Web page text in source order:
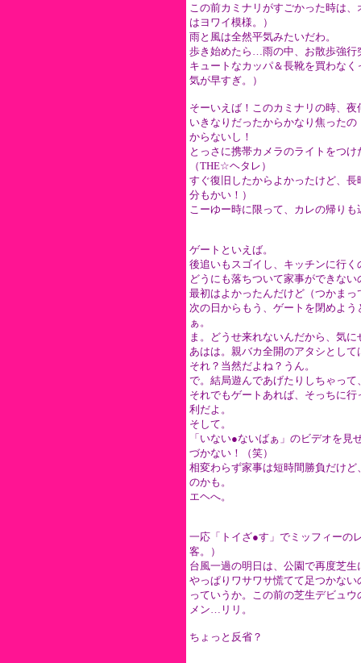
この前カミナリがすごかった時は
はヨワイ模様。）
雨と風は全然平気みたいだわ。
歩き始めたら…雨の中、お散歩強行
キュートなカッパ＆長靴を買わな
気が早すぎ。）
そーいえば！このカミナリの時、
いきなりだったからかなり焦った
からないし！
とっさに携帯カメラのライトをつ
（THE☆ヘタレ）
すぐ復旧したからよかったけど、
分もかい！）
こーゆー時に限って、カレの帰り
ゲートといえば。
後追いもスゴイし、キッチンに行
どうにも落ちついて家事ができな
最初はよかったんだけど（つかま
次の日からもう、ゲートを閉めよ
ぁ。
ま。どうせ来れないんだから、気
あはは。親バカ全開のアタシとし
それ？当然だよね？うん。
で。結局遊んであげたりしちゃっ
それでもゲートあれば、そっちに
利だよ。
そして。
「いない●ないばぁ」のビデオを
づかない！（笑）
相変わらず家事は短時間勝負だけ
のかも。
エヘへ。
一応「トイざ●す」でミッフィーの
客。）
台風一過の明日は、公園で再度芝
やっぱりワサワサ慌てて足つかない
っていうか。この前の芝生デビュ
メン…リリ。
ちょっと反省？